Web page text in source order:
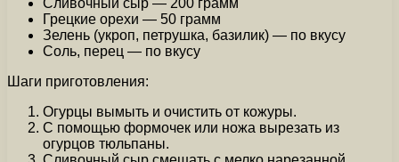
Грецкие орехи — 50 грамм
Зелень (укроп, петрушка, базилик) — по вкусу
Соль, перец — по вкусу
Шаги приготовления:
Огурцы вымыть и очистить от кожуры.
С помощью формочек или ножа вырезать из
огурцов тюльпаны.